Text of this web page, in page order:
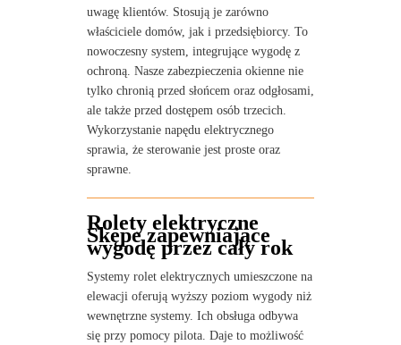
uwagę klientów. Stosują je zarówno
właściciele domów, jak i przedsiębiorcy. To
nowoczesny system, integrujące wygodę z
ochroną. Nasze zabezpieczenia okienne nie
tylko chronią przed słońcem oraz odgłosami,
ale także przed dostępem osób trzecich.
Wykorzystanie napędu elektrycznego
sprawia, że sterowanie jest proste oraz
sprawne.
Rolety elektryczne
Skępe zapewniające
wygodę przez cały rok
Systemy rolet elektrycznych umieszczone na
elewacji oferują wyższy poziom wygody niż
wewnętrzne systemy. Ich obsługa odbywa
się przy pomocy pilota. Daje to możliwość